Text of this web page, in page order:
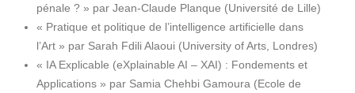
pénale ? » par Jean-Claude Planque (Université de Lille)
« Pratique et politique de l’intelligence artificielle dans
l’Art » par Sarah Fdili Alaoui (University of Arts, Londres)
« IA Explicable (eXplainable AI – XAI) : Fondements et
Applications » par Samia Chehbi Gamoura (Ecole de